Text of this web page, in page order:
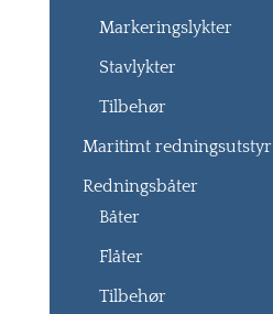
Markeringslykter
Stavlykter
Tilbehør
Maritimt redningsutstyr
Redningsbåter
Båter
Flåter
Tilbehør